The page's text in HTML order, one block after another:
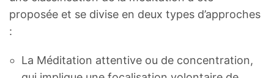
proposée et se divise en deux types d’approches
:
La Méditation attentive ou de concentration,